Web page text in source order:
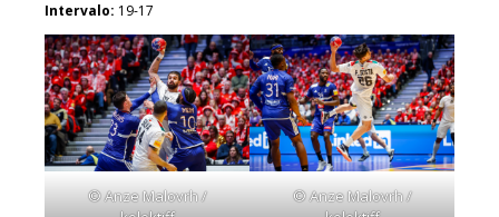
Intervalo: 19-17
© Anze Malovrh /
© Anze Malovrh /